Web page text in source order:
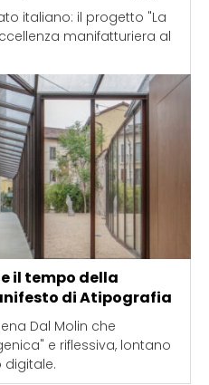
italiano: il progetto "La
manifatturiera al
il tempo della
di Atipografia
Dal Molin che
e riflessiva, lontano
digitale.